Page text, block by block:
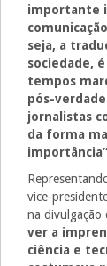
importante
seja, a
sociedade,
tempos
pós-
jornalistas
da forma
importância”
vice-
na divulgação
ver a
ciência e